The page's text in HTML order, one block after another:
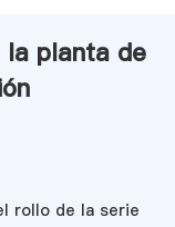
planta de
rollo de la serie